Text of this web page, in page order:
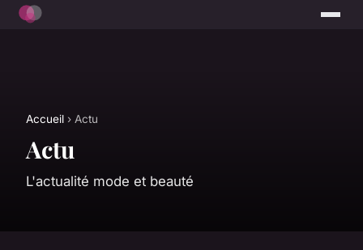
Accueil › Actu
Actu
L'actualité mode et beauté